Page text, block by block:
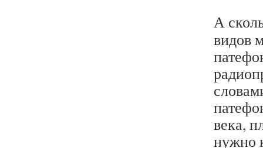
А
видов
века,
нужно